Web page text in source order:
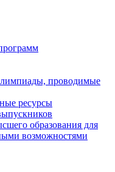
проводимые
ресурсы
образования для
возможностями